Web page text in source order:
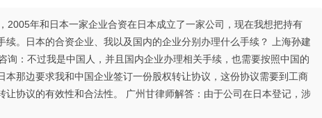
2005年和日本一家企业合资在日本成立了一家公司，现在我想把持有
。日本的合资企业、我以及国内的企业分别办理什么手续？ 上海孙建
：不过我是中国人，并且国内企业办理相关手续，也需要按照中国的
那边要求我和中国企业签订一份股权转让协议，这份协议需要到工商
协议的有效性和合法性。 广州甘律师解答：由于公司在日本登记，涉